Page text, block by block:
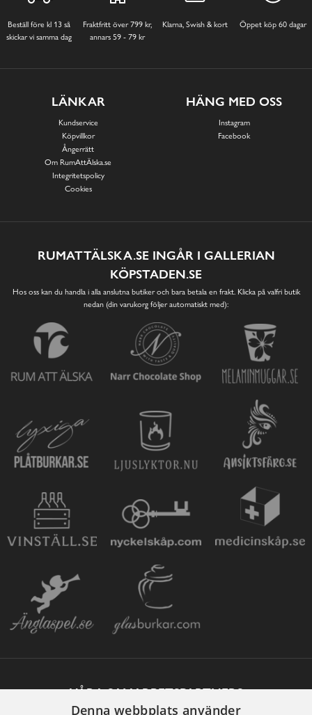
Beställ före kl 13 så
skickar vi samma dag
Fraktfritt över 799 kr,
annars 59 - 79 kr
Klarna, Swish & kort Öppet köp 60 dagar
LÄNKAR
Kundservice
Köpvillkor
Ångerrätt
Om RumAttÄlska.se
Integritetspolicy
Cookies
HÄNG MED OSS
Instagram
Facebook
RUMATTÄLSKA.SE INGÅR I GALLERIAN
KÖPSTADEN.SE
Hos oss kan du handla i alla anslutna butiker och bara betala en frakt. Klicka på valfri butik
nedan (din varukorg följer automatiskt med):
VÅRA SAMARBETSPARTNERS
Denna webbplats använder